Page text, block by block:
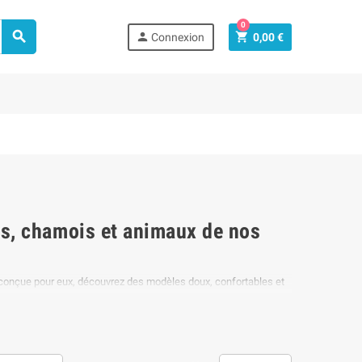
  Connexion  0,00 €
0
chamois et animaux de nos
pour eux, découvrez des modèles doux, confortables et